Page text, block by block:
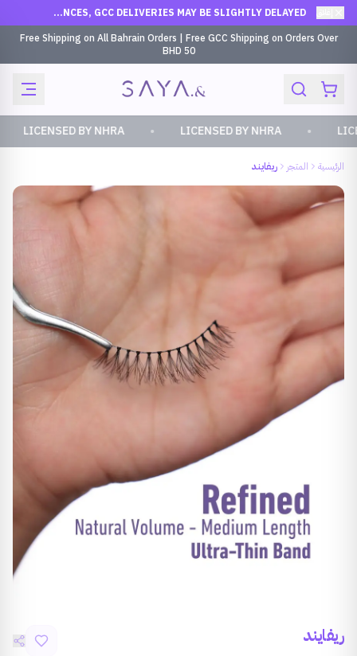
DUE TO RECENT CIRCUMSTANCES, GCC DELIVERIES MAY BE SLIGHTLY DELAYED
Free Shipping on All Bahrain Orders | Free GCC Shipping on Orders Over
BHD 50
LICENSED BY NHRA
LICENSED BY NHRA
الرئيسية المتجر ريفايند
ريفايند